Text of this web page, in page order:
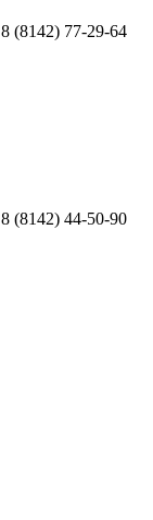
8 (8142) 77-29-64
8 (8142) 44-50-90